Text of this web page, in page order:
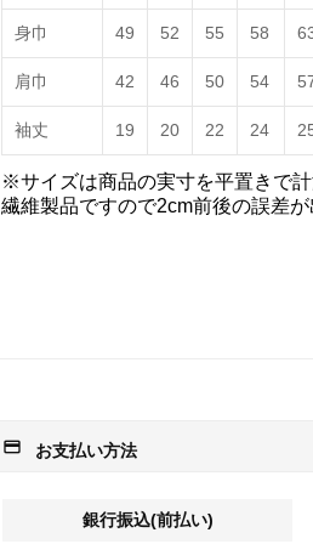
身巾 49 52 55 58
肩巾 42 46 50 54
袖丈 19 20 22 24
※サイズは商品の実寸を平置きで計
繊維製品ですので2cm前後の誤差が
payment お支払い方法
銀行振込(前払い)